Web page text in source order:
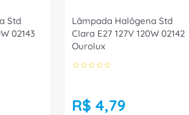
Std
02143
Lâmpada Halôgena Std
Clara E27 127V 120W 02142
Ourolux
☆☆☆☆☆
R$ 4,79